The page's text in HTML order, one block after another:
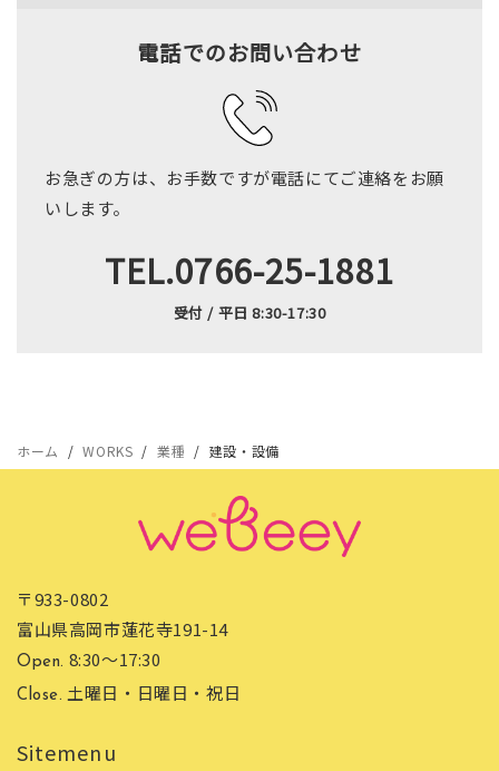
電話でのお問い合わせ
お急ぎの方は、お手数ですが電話にてご連絡をお願
いします。
TEL.0766-25-1881
受付 / 平日 8:30-17:30
ホーム WORKS 業種 建設・設備
〒933-0802
富山県高岡市蓮花寺191-14
Open. 8:30〜17:30
Close. 土曜日・日曜日・祝日